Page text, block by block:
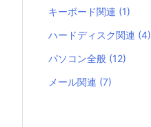
キーボード関連 (1)
ハードディスク関連 (4)
パソコン全般 (12)
メール関連 (7)